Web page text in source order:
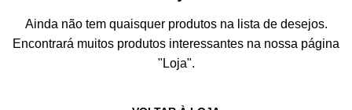
Ainda não tem quaisquer produtos na lista de desejos.
Encontrará muitos produtos interessantes na nossa página
"Loja".